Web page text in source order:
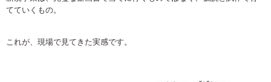
てていくもの。
これが、現場で見てきた実感です。